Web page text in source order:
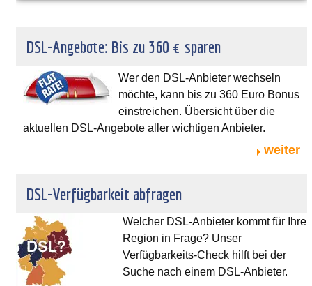
DSL-Angebote: Bis zu 360 € sparen
Wer den DSL-Anbieter wechseln
möchte, kann bis zu 360 Euro Bonus
einstreichen. Übersicht über die
aktuellen DSL-Angebote aller wichtigen Anbieter.
weiter
DSL-Verfügbarkeit abfragen
Welcher DSL-Anbieter kommt für Ihre
Region in Frage? Unser
Verfügbarkeits-Check hilft bei der
Suche nach einem DSL-Anbieter.